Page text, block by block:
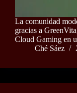
La comunidad
gracias a
Cloud Gaming en
Ché Sáez